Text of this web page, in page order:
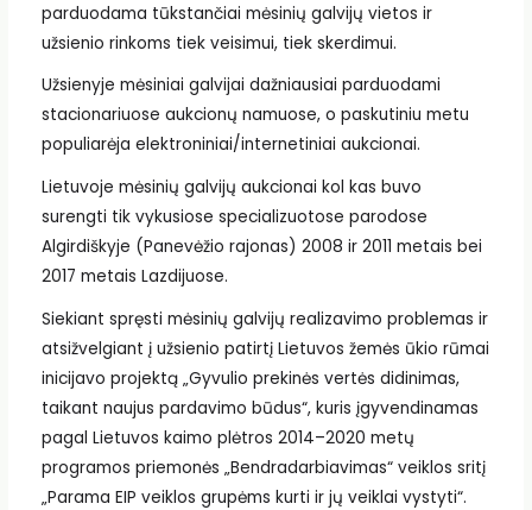
parduodama tūkstančiai mėsinių galvijų vietos ir
užsienio rinkoms tiek veisimui, tiek skerdimui.
Užsienyje mėsiniai galvijai dažniausiai parduodami
stacionariuose aukcionų namuose, o paskutiniu metu
populiarėja elektroniniai/internetiniai aukcionai.
Lietuvoje mėsinių galvijų aukcionai kol kas buvo
surengti tik vykusiose specializuotose parodose
Algirdiškyje (Panevėžio rajonas) 2008 ir 2011 metais bei
2017 metais Lazdijuose.
Siekiant spręsti mėsinių galvijų realizavimo problemas ir
atsižvelgiant į užsienio patirtį Lietuvos žemės ūkio rūmai
inicijavo projektą „Gyvulio prekinės vertės didinimas,
taikant naujus pardavimo būdus“, kuris įgyvendinamas
pagal Lietuvos kaimo plėtros 2014–2020 metų
programos priemonės „Bendradarbiavimas“ veiklos sritį
„Parama EIP veiklos grupėms kurti ir jų veiklai vystyti“.